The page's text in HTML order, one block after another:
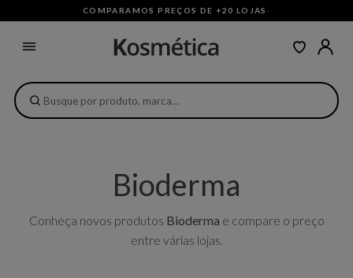
COMPARAMOS PREÇOS DE +20 LOJAS ·
Bioderma
Conheça novos produtos Bioderma e compare o preço
entre várias lojas.